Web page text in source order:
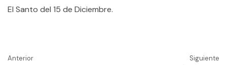
El Santo del 15 de Diciembre.
Anterior Siguiente